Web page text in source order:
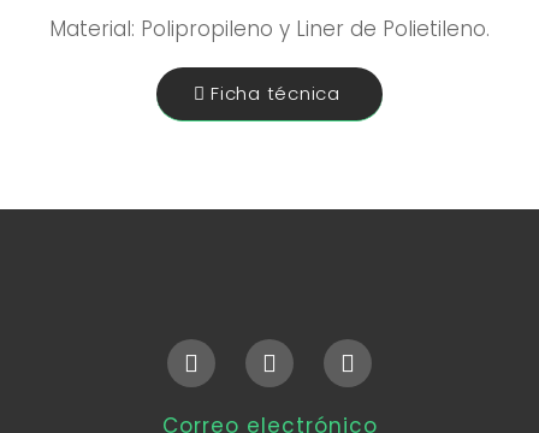
Material: Polipropileno y Liner de Polietileno.
Ficha técnica
Correo electrónico